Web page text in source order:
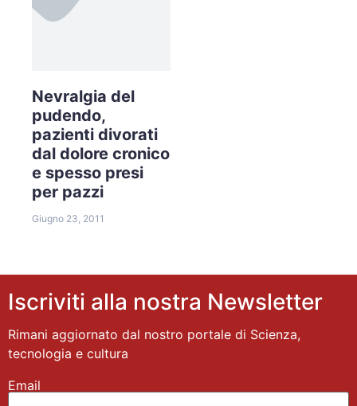
Nevralgia del
pudendo,
pazienti divorati
dal dolore cronico
e spesso presi
per pazzi
Giugno 23, 2011
Iscriviti alla nostra Newsletter
Rimani aggiornato dal nostro portale di Scienza,
tecnologia e cultura
Email